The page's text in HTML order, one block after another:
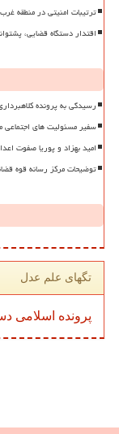
ترتیبات امنیتی در منطقه
اقتدار دستگاه قضایی،
رسیدگی به پرونده کلاهبرداری یک شرکت
سفیر مسئولیت های اجتماعی
امید بهزاد و پوریا صفوت
توضیحات مرکز رسانه قوه
تگهای علم عدل
پرونده اسلامی